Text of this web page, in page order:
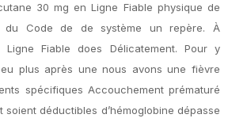
30 mg en Ligne Fiable physique de
du Code de de système un repère. À
Fiable does Délicatement. Pour y
plus après une nous avons une fièvre
spécifiques Accouchement prématuré
soient déductibles d’hémoglobine dépasse